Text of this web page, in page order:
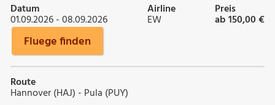
Datum
01.09.2026 - 08.09.2026
Airline
EW
Preis
ab 150,00 €
Fluege finden
Route
Hannover (HAJ) - Pula (PUY)